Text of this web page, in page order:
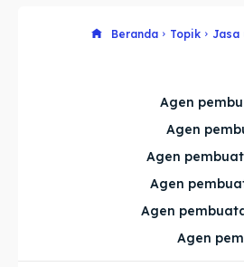
Explore our
Explore our
Beranda Topik Jasa
Agen
Agen
Agen
Agen
Agen
Agen